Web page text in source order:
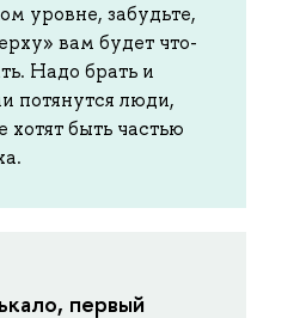
уровне, забудьте,
вам будет что-
Надо брать и
потянутся люди,
хотят быть частью
первый